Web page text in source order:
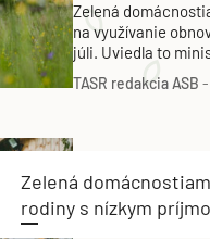
Zelená
na využívanie
júli. Uviedla to
tým, že celková
eur.
TASR redakcia ASB
Zelená
rodiny s nízkym